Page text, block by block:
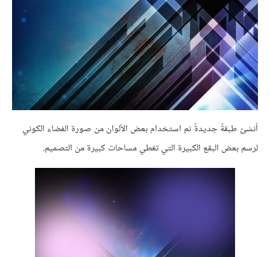
أنشئ طبقةً جديدةً ثم استخدام بعض الألوان من صورة الفضاء الكوني
لرسم بعض البقع الكبيرة التي تغطي مساحات كبيرة من التصميم.